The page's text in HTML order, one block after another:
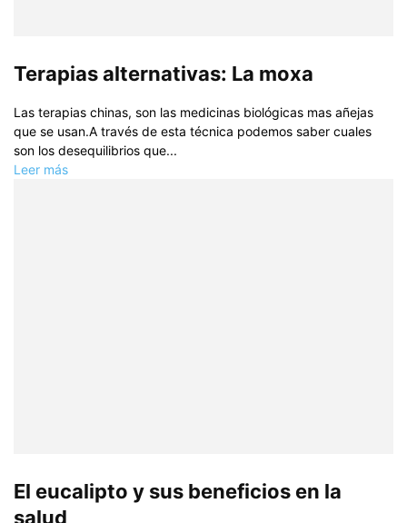
Terapias alternativas: La moxa
Las terapias chinas, son las medicinas biológicas mas añejas
que se usan.A través de esta técnica podemos saber cuales
son los desequilibrios que...
Leer más
El eucalipto y sus beneficios en la
salud